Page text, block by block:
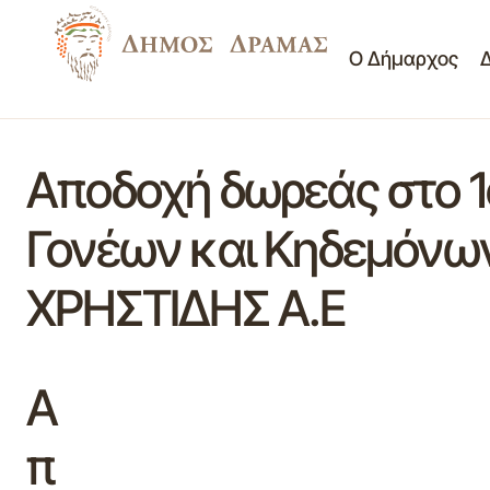
Ο Δήμαρχος
Αποδοχή δωρεάς στο
Γονέων και
ΧΡΗΣΤΙΔΗΣ Α.Ε
Α
π